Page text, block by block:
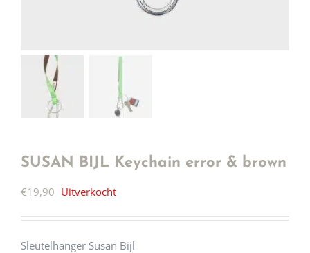
SUSAN BIJL Keychain error & brown
€19,90 Uitverkocht
Sleutelhanger Susan Bijl